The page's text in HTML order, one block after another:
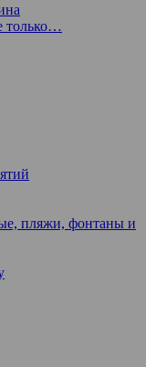
только…
пляжи, фонтаны и